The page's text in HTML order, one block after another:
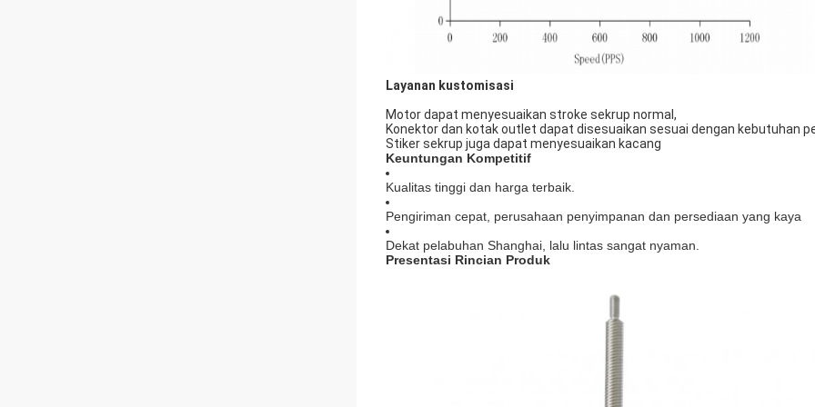
Layanan kustomisasi
Motor dapat menyesuaikan stroke sekrup normal,
Konektor dan kotak outlet dapat disesuaikan sesuai dengan kebutuhan
Stiker sekrup juga dapat menyesuaikan kacang
Keuntungan Kompetitif
Kualitas tinggi dan harga terbaik.
Pengiriman cepat, perusahaan penyimpanan dan persediaan yang kaya
Dekat pelabuhan Shanghai, lalu lintas sangat nyaman.
Presentasi Rincian Produk